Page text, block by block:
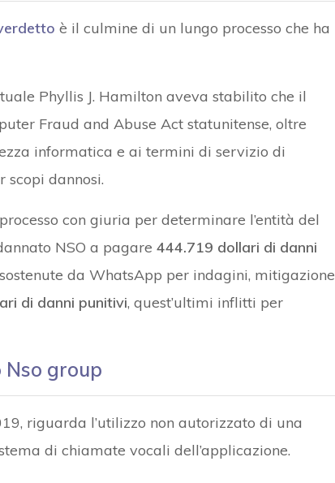
è il culmine di un lungo processo che ha
Phyllis J. Hamilton aveva stabilito che il
Fraud and Abuse Act statunitense, oltre
informatica e ai termini di servizio di
scopi dannosi.
con giuria per determinare l’entità del
NSO a pagare 444.719 dollari di danni
da WhatsApp per indagini, mitigazione
di danni punitivi, quest’ultimi inflitti per
group
riguarda l’utilizzo non autorizzato di una
di chiamate vocali dell’applicazione.